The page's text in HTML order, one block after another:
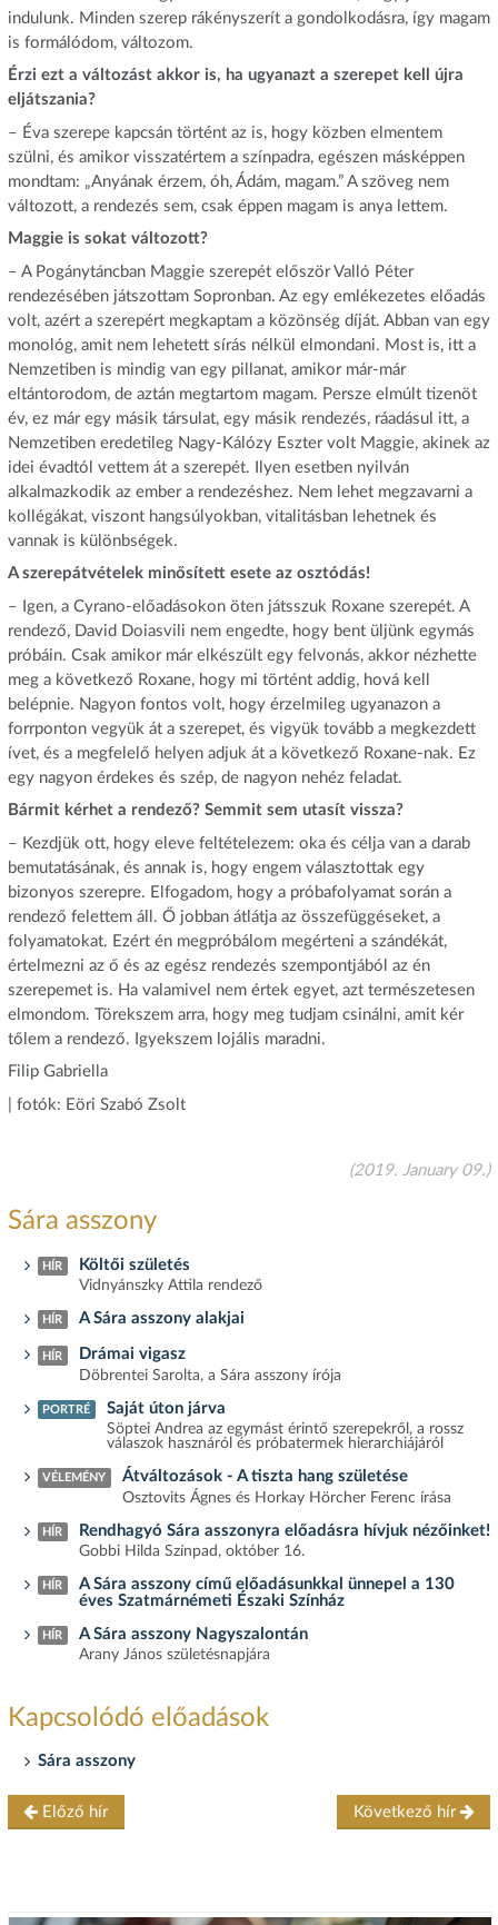
indulunk. Minden szerep rákényszerít a gondolkodásra, így magam
is formálódom, változom.
Érzi ezt a változást akkor is, ha ugyanazt a szerepet kell újra
eljátszania?
– Éva szerepe kapcsán történt az is, hogy közben elmentem
szülni, és amikor visszatértem a színpadra, egészen másképpen
mondtam: „Anyának érzem, óh, Ádám, magam.” A szöveg nem
változott, a rendezés sem, csak éppen magam is anya lettem.
Maggie is sokat változott?
– A Pogánytáncban Maggie szerepét először Valló Péter
rendezésében játszottam Sopronban. Az egy emlékezetes előadás
volt, azért a szerepért megkaptam a közönség díját. Abban van egy
monológ, amit nem lehetett sírás nélkül elmondani. Most is, itt a
Nemzetiben is mindig van egy pillanat, amikor már-már
eltántorodom, de aztán megtartom magam. Persze elmúlt tizenöt
év, ez már egy másik társulat, egy másik rendezés, ráadásul itt, a
Nemzetiben eredetileg Nagy-Kálózy Eszter volt Maggie, akinek az
idei évadtól vettem át a szerepét. Ilyen esetben nyilván
alkalmazkodik az ember a rendezéshez. Nem lehet megzavarni a
kollégákat, viszont hangsúlyokban, vitalitásban lehetnek és
vannak is különbségek.
A szerepátvételek minősített esete az osztódás!
– Igen, a Cyrano-előadásokon öten játsszuk Roxane szerepét. A
rendező, David Doiasvili nem engedte, hogy bent üljünk egymás
próbáin. Csak amikor már elkészült egy felvonás, akkor nézhette
meg a következő Roxane, hogy mi történt addig, hová kell
belépnie. Nagyon fontos volt, hogy érzelmileg ugyanazon a
forrponton vegyük át a szerepet, és vigyük tovább a megkezdett
ívet, és a megfelelő helyen adjuk át a következő Roxane-nak. Ez
egy nagyon érdekes és szép, de nagyon nehéz feladat.
Bármit kérhet a rendező? Semmit sem utasít vissza?
– Kezdjük ott, hogy eleve feltételezem: oka és célja van a darab
bemutatásának, és annak is, hogy engem választottak egy
bizonyos szerepre. Elfogadom, hogy a próbafolyamat során a
rendező felettem áll. Ő jobban átlátja az összefüggéseket, a
folyamatokat. Ezért én megpróbálom megérteni a szándékát,
értelmezni az ő és az egész rendezés szempontjából az én
szerepemet is. Ha valamivel nem értek egyet, azt természetesen
elmondom. Törekszem arra, hogy meg tudjam csinálni, amit kér
tőlem a rendező. Igyekszem lojális maradni.
Filip Gabriella
| fotók: Eöri Szabó Zsolt
(2019. January 09.)
Sára asszony
HÍR Költői születés
Vidnyánszky Attila rendező
HÍR A Sára asszony alakjai
HÍR Drámai vigasz
Döbrentei Sarolta, a Sára asszony írója
PORTRÉ Saját úton járva
Söptei Andrea az egymást érintő szerepekről, a rossz
válaszok hasznáról és próbatermek hierarchiájáról
VÉLEMÉNY Átváltozások - A tiszta hang születése
Osztovits Ágnes és Horkay Hörcher Ferenc írása
HÍR Rendhagyó Sára asszonyra előadásra hívjuk nézőinket!
Gobbi Hilda Színpad, október 16.
HÍR
A Sára asszony című előadásunkkal ünnepel a 130
éves Szatmárnémeti Északi Színház
HÍR A Sára asszony Nagyszalontán
Arany János születésnapjára
Kapcsolódó előadások
Sára asszony
Előző hír Következő hír